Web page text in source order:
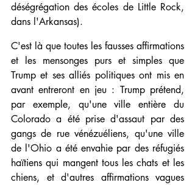
déségrégation des écoles de Little Rock,
dans l'Arkansas).
C'est là que toutes les fausses affirmations
et les mensonges purs et simples que
Trump et ses alliés politiques ont mis en
avant entreront en jeu : Trump prétend,
par exemple, qu'une ville entière du
Colorado a été prise d'assaut par des
gangs de rue vénézuéliens, qu'une ville
de l'Ohio a été envahie par des réfugiés
haïtiens qui mangent tous les chats et les
chiens, et d'autres affirmations vagues